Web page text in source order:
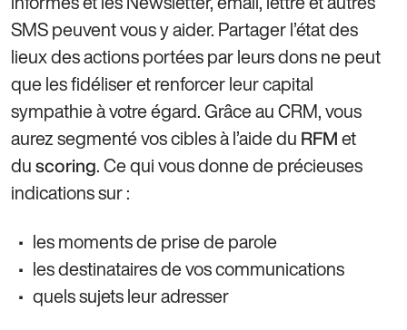
SMS peuvent vous y aider. Partager l’état des
lieux des actions portées par leurs dons ne peut
que les fidéliser et renforcer leur capital
sympathie à votre égard. Grâce au CRM, vous
aurez segmenté vos cibles à l’aide du RFM et
du scoring. Ce qui vous donne de précieuses
indications sur :
les moments de prise de parole
les destinataires de vos communications
quels sujets leur adresser